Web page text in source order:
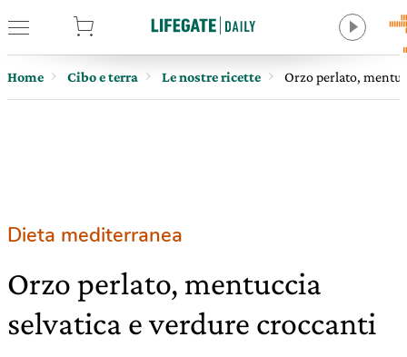
Home Cibo e terra Le nostre ricette Orzo perlato,
Dieta mediterranea
Orzo perlato, mentuccia
selvatica e verdure croccanti